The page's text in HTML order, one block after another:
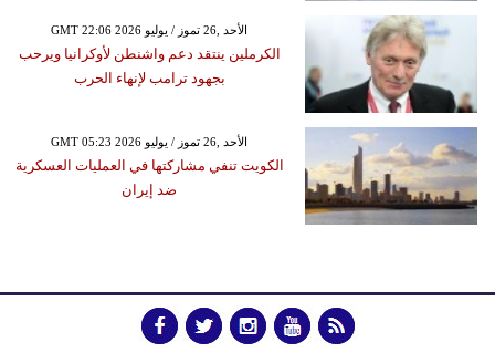
GMT 22:06 2026 الأحد ,26 تموز / يوليو
الكرملين ينتقد دعم واشنطن لأوكرانيا ويرحب
بجهود ترامب لإنهاء الحرب
GMT 05:23 2026 الأحد ,26 تموز / يوليو
الكويت تنفي مشاركتها في العمليات العسكرية
ضد إيران